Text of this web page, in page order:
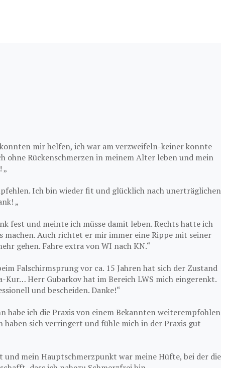
mir helfen, ich war am verzweifeln-keiner konnte
Rückenschmerzen in meinem Alter leben und mein
„
Ich bin wieder fit und glücklich nach unerträglichen
„
und meinte ich müsse damit leben. Rechts hatte ich
Auch richtet er mir immer eine Rippe mit seiner
gehen. Fahre extra von WI nach KN.“
Falschirmsprung vor ca. 15 Jahren hat sich der Zustand
Herr Gubarkov hat im Bereich LWS mich eingerenkt.
und bescheiden. Danke!“
ich die Praxis von einem Bekannten weiterempfohlen
haben sich verringert und fühle mich in der Praxis gut
mein Hauptschmerzpunkt war meine Hüfte, bei der die